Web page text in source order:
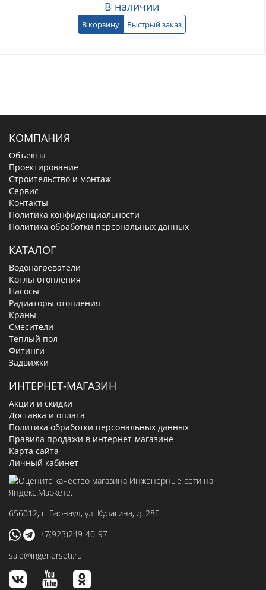
В наличии
В корзину Быстрый заказ
КОМПАНИЯ
Объекты
Проектирование
Строительство и монтаж
Сервис
Контакты
Политика конфиденциальности
Политика обработки персональных данных
КАТАЛОГ
Водонагреватели
Котлы отопления
Насосы
Радиаторы отопления
Краны
Смесители
Теплый пол
Фитинги
Задвижки
ИНТЕРНЕТ-МАГАЗИН
Акции и скидки
Доставка и оплата
Политика обработки персональных данных
Правила продажи в интернет-магазине
Карта сайта
Личный кабинет
656012, г. Барнаул, ул. Кулагина, д. 28Г
+7(923)249-40-97
sale@ingenerseti.ru